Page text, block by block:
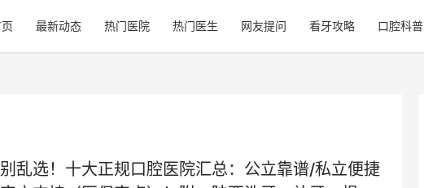
最新动态 热门医院 热门医生 网友提问 看牙攻略 口腔科普
乱选！十大正规口腔医院汇总：公立靠谱/私立便捷